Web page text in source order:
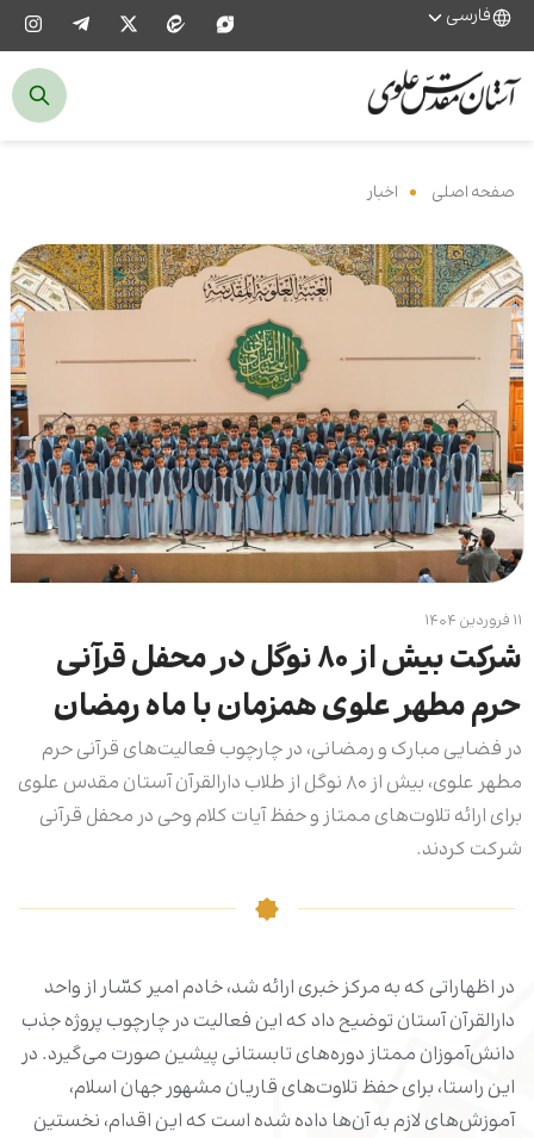
فارسی
صفحه اصلی اخبار
۱۱ فروردین ۱۴۰۴
شرکت بیش از ۸۰ نوگل در محفل قرآنی
حرم مطهر علوی همزمان با ماه رمضان
در فضایی مبارک و رمضانی، در چارچوب فعالیت‌های قرآنی حرم
مطهر علوی، بیش از ۸۰ نوگل از طلاب دارالقرآن آستان مقدس علوی
برای ارائه تلاوت‌های ممتاز و حفظ آیات کلام وحی در محفل قرآنی
شرکت کردند.
در اظهاراتی که به مرکز خبری ارائه شد، خادم امیر کسّار از واحد
دارالقرآن آستان توضیح داد که این فعالیت در چارچوب پروژه جذب
دانش‌آموزان ممتاز دوره‌های تابستانی پیشین صورت می‌گیرد. در
این راستا، برای حفظ تلاوت‌های قاریان مشهور جهان اسلام،
آموزش‌های لازم به آن‌ها داده شده است که این اقدام، نخستین